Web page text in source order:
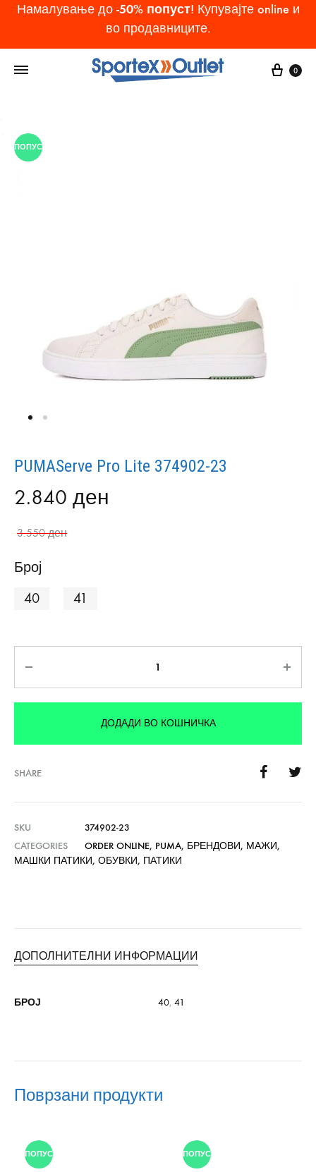
Намалување до -50% попуст! Купувајте online и
во продавниците.
Cart
0
ПОПУСТ
PUMAServe Pro Lite 374902-23
2.840 ден
3.550ден
Број
40
41
ДОДАДИ ВО КОШНИЧКА
SHARE
SKU
374902-23
CATEGORIES
ORDER ONLINE, PUMA, БРЕНДОВИ, МАЖИ,
МАШКИ ПАТИКИ, ОБУВКИ, ПАТИКИ
ДОПОЛНИТЕЛНИ ИНФОРМАЦИИ
БРОЈ 40, 41
Поврзани продукти
ПОПУСТ ПОПУСТ